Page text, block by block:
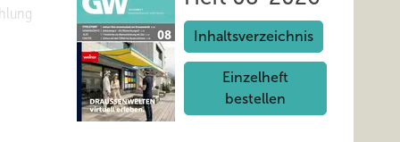
Inhaltsverzeichnis
Einzelheft
bestellen